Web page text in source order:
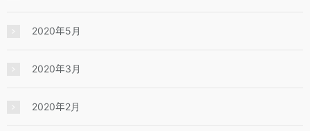
2020年5月
2020年3月
2020年2月